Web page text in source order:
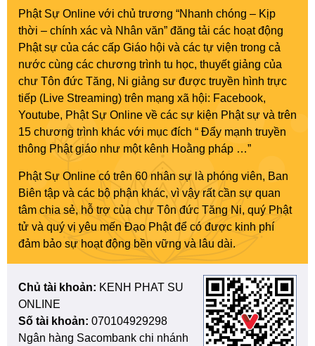
Phật Sự Online với chủ trương “Nhanh chóng – Kịp
thời – chính xác và Nhân văn” đăng tải các hoạt động
Phật sự của các cấp Giáo hội và các tự viện trong cả
nước cùng các chương trình tu học, thuyết giảng của
chư Tôn đức Tăng, Ni giảng sư được truyền hình trực
tiếp (Live Streaming) trên mạng xã hội: Facebook,
Youtube, Phật Sự Online về các sự kiện Phật sự và trên
15 chương trình khác với mục đích “ Đẩy mạnh truyền
thông Phật giáo như một kênh Hoằng pháp …”
Phật Sự Online có trên 60 nhân sự là phóng viên, Ban
Biên tập và các bộ phận khác, vì vậy rất cần sự quan
tâm chia sẻ, hỗ trợ của chư Tôn đức Tăng Ni, quý Phật
tử và quý vị yêu mến Đạo Phật để có được kinh phí
đảm bảo sự hoạt động bền vững và lâu dài.
Chủ tài khoản: KENH PHAT SU
ONLINE
Số tài khoản: 070104929298
Ngân hàng Sacombank chi nhánh